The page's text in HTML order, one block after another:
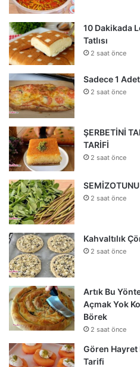
10 Dakikada
Tatlısı
2 saat önce
Sadece 1
2 saat önce
ŞERBETİNİ
TARİFİ
2 saat önce
SEMİZOTUNU
2 saat önce
Kahvaltılık
2 saat önce
Artık Bu
Açmak Yok
Börek
2 saat önce
Gören Hayret
Tarifi